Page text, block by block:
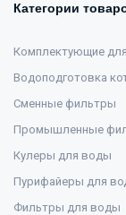
Категории
Комплектующие
Водоподготовка
Сменные фильтры
Промышленные
Кулеры для воды
Пурифайеры для
Фильтры для воды